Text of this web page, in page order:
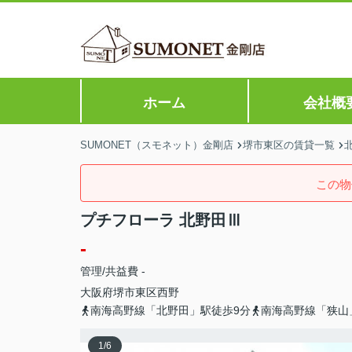
ホーム 会社概
SUMONET（スモネット）金剛店 堺市東区の賃貸一覧
この
プチフローラ 北野田Ⅲ
-
管理/共益費 -
大阪府堺市東区西野
南海高野線「北野田」駅徒歩9分
南海高野線「狭
1/6